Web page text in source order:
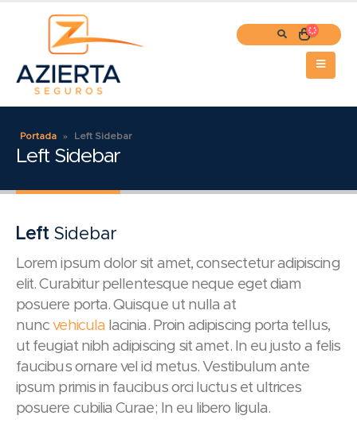
Portada » Left Sidebar
Left Sidebar
Left Sidebar
Lorem ipsum dolor sit amet, consectetur adipiscing
elit. Curabitur pellentesque neque eget diam
posuere porta. Quisque ut nulla at
nuncvehiculalacinia. Proin adipiscing porta tellus,
ut feugiat nibh adipiscing sit amet. In eu justo a felis
faucibus ornare vel id metus. Vestibulum ante
ipsum primis in faucibus orci luctus et ultrices
posuere cubilia Curae; In eu libero ligula.